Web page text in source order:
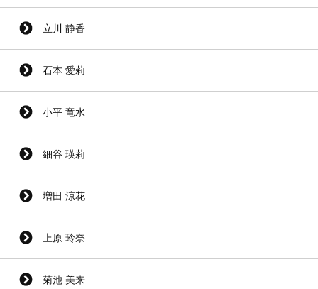
立川 静香
石本 愛莉
小平 竜水
細谷 瑛莉
増田 涼花
上原 玲奈
菊池 美来